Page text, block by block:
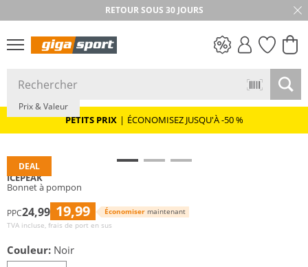
RETOUR SOUS 30 JOURS
PETITS PRIX
PETITS PRIX | ÉCONOMISEZ JUSQU'À -50 %
DEAL
Prix & Valeur
ICEPEAK
Bonnet à pompon
PPC24,99 19,99 Économiser maintenant
TVA incluse, frais de port en sus
Couleur: Noir